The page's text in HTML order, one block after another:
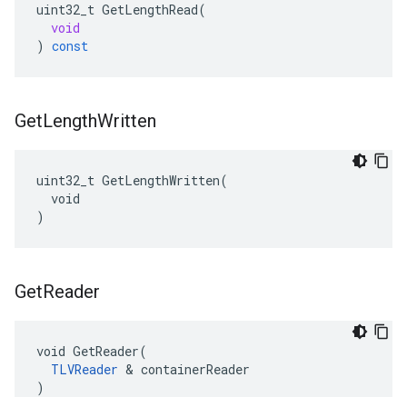
uint32_t GetLengthRead(
void
) const
GetLengthWritten
uint32_t GetLengthWritten(
  void
)
GetReader
void GetReader(
TLVReader & containerReader
)